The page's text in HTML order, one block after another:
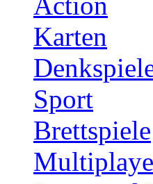
Karten
Sport
Brettspiele